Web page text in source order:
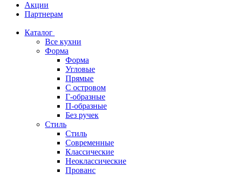
Акции
Партнерам
Каталог
Все кухни
Форма
Форма
Угловые
Прямые
С островом
Г-образные
П-образные
Без ручек
Стиль
Стиль
Современные
Классические
Неоклассические
Прованс